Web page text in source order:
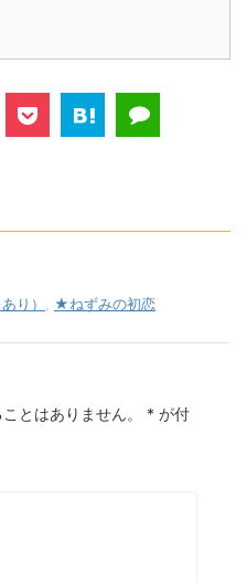
り） ★ねずみの初恋
とはありません。 * が付